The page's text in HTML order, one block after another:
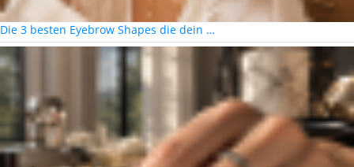
Die 3 besten Eyebrow Shapes die dein …